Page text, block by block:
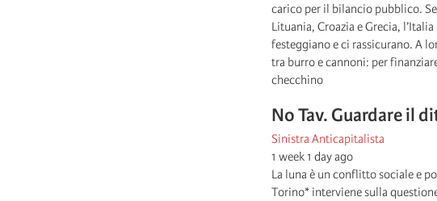
carico per il bilancio pubblico.
Lituania, Croazia e Grecia,
festeggiano e ci rassicurano. A
tra burro e cannoni: per
checchino
No Tav. Guardare il
Sinistra Anticapitalista
1 week 1 day ago
La luna è un conflitto sociale e
Torino* interviene sulla